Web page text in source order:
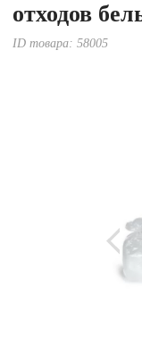
отходов
ID товара:58005